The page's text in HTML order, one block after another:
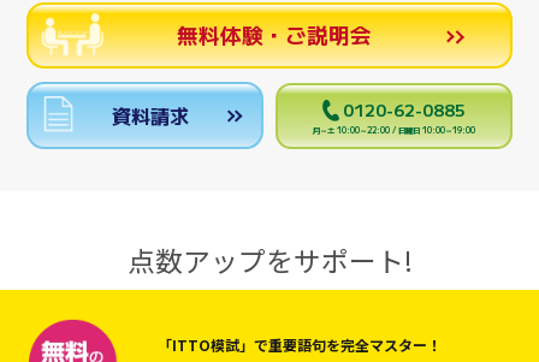
無料体験・ご説明会
資料請求 0120-62-0885
月～土 10:00～22:00 / 日曜日 10:00～19:00
点数アップをサポート!
「ITTO模試」で重要語句を完全マスター！